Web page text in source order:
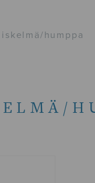
iskelmä/humppa